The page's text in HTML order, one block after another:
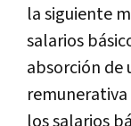
la siguiente
salarios
absorción de
remunerativa